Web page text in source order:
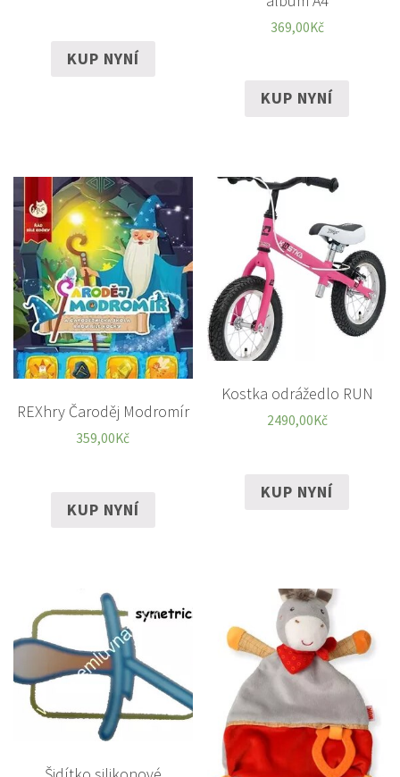
KUP NYNÍ
369,00Kč
KUP NYNÍ
REXhry Čaroděj Modromír
359,00Kč
KUP NYNÍ
Kostka odrážedlo RUN
2490,00Kč
KUP NYNÍ